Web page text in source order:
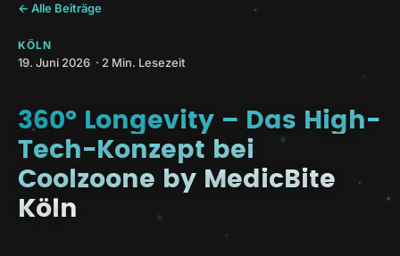
← Alle Beiträge
KÖLN
19. Juni 2026 · 2 Min. Lesezeit
360° Longevity – Das High-
Tech-Konzept bei
Coolzoone by MedicBite
Köln